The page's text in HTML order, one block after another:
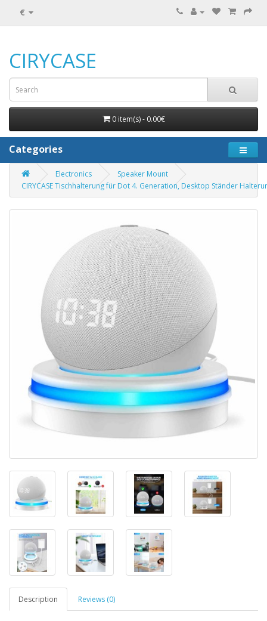
€
CIRYCASE
0 item(s) - 0.00€
Categories
Electronics
Speaker Mount
CIRYCASE Tischhalterung für Dot 4. Generation, Desktop Ständer
Description Reviews (0)